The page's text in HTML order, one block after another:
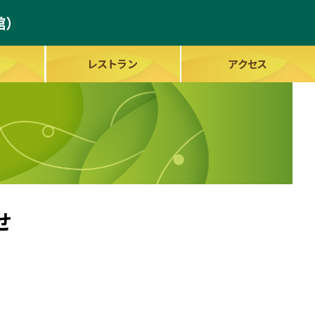
レストラン アクセス